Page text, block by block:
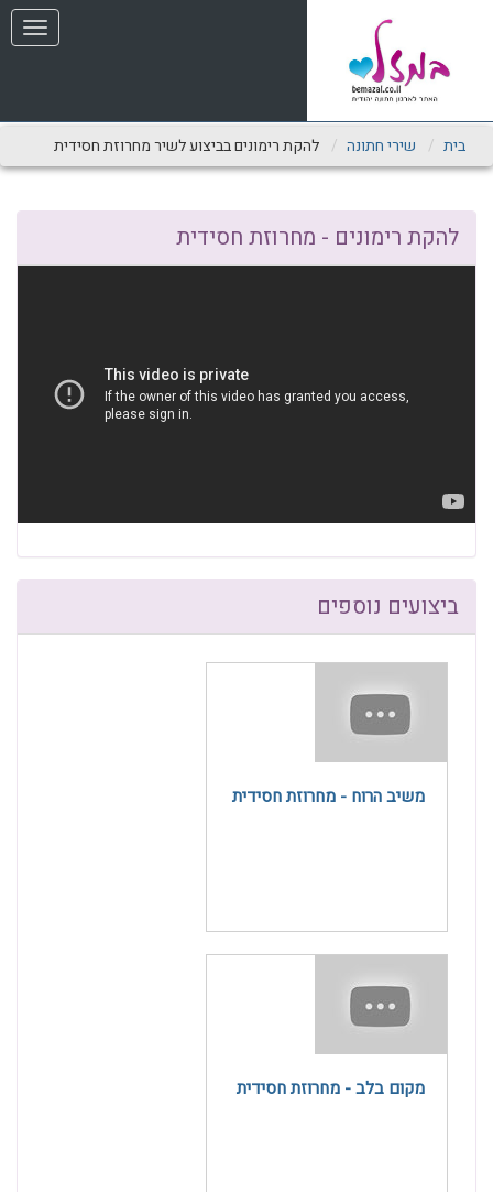
מַעֲרֶכֶת
בִּקְלִיק
לִנְגִישׁוּת
הָאֲתָר.
תפריט
בית שירי חתונה להקת רימונים בביצוע לשיר מחרוזת חסידית
להקת רימונים - מחרוזת חסידית
ביצועים נוספים
משיב הרוח - מחרוזת חסידית
מקום בלב - מחרוזת חסידית